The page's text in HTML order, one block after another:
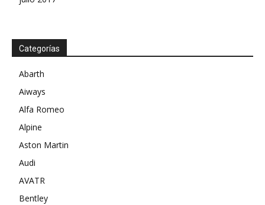
Categorías
Abarth
Aiways
Alfa Romeo
Alpine
Aston Martin
Audi
AVATR
Bentley